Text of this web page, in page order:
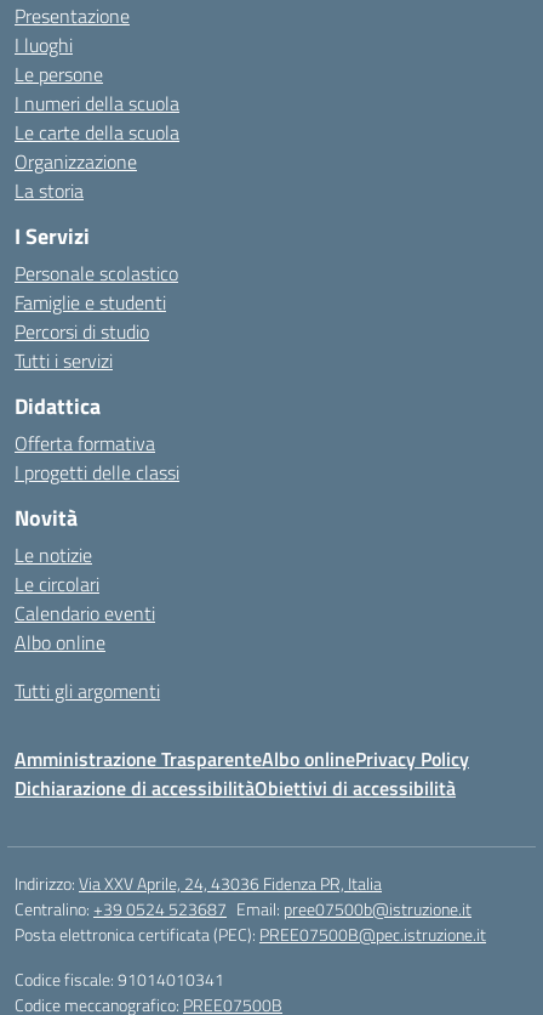
Presentazione
I luoghi
Le persone
I numeri della scuola
Le carte della scuola
Organizzazione
La storia
I Servizi
Personale scolastico
Famiglie e studenti
Percorsi di studio
Tutti i servizi
Didattica
Offerta formativa
I progetti delle classi
Novità
Le notizie
Le circolari
Calendario eventi
Albo online
Tutti gli argomenti
Amministrazione TrasparenteAlbo onlinePrivacy Policy
Dichiarazione di accessibilitàObiettivi di accessibilità
Indirizzo:Via XXV Aprile, 24, 43036 Fidenza PR, Italia
Centralino:+39 0524 523687 Email: pree07500b@istruzione.it
Posta elettronica certificata (PEC): PREE07500B@pec.istruzione.it
Codice fiscale: 91014010341
Codice meccanografico: PREE07500B